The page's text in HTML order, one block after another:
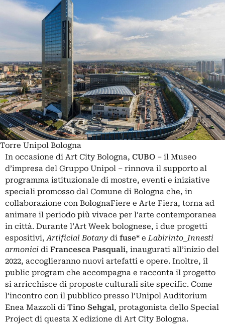
Torre Unipol Bologna
In occasione di Art City Bologna, CUBO – il Museo
d’impresa del Gruppo Unipol – rinnova il supporto al
programma istituzionale di mostre, eventi e iniziative
speciali promosso dal Comune di Bologna che, in
collaborazione con BolognaFiere e Arte Fiera, torna ad
animare il periodo più vivace per l’arte contemporanea
in città. Durante l’Art Week bolognese, i due progetti
espositivi,Artificial Botany di fuse* eLabirinto_Innesti
armonici di Francesca Pasquali, inaugurati all’inizio del
2022, accoglieranno nuovi artefatti e opere. Inoltre, il
public program che accompagna e racconta il progetto
si arricchisce di proposte culturali site specific. Come
l’incontro con il pubblico presso l’Unipol Auditorium
Enea Mazzoli di Tino Sehgal, protagonista dello Special
Project di questa X edizione di Art City Bologna.